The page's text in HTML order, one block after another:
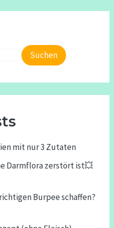
Suchen
mit nur 3 Zutaten
Darmflora zerstört ist💥
Burpee schaffen?